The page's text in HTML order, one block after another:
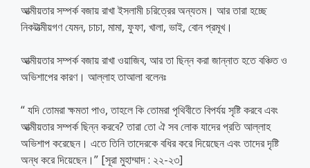
আত্মীয়তার সম্পর্ক বজায় রাখা ইসলামী চরিত্রের অন্যতম। আর তারা হচ্ছে
নিকটাত্মীয়গণ যেমন, চাচা, মামা, ফুফা, খালা, ভাই, বোন প্রমূখ।
আত্মীয়তার সম্পর্ক বজায় রাখা ওয়াজিব, আর তা ছিন্ন করা জান্নাত হতে বঞ্চিত ও
অভিশাপের কারণ। আল্লাহ তাআলা বলেনঃ
“ যদি তোমরা ক্ষমতা পাও, তাহলে কি তোমরা পৃথিবীতে বিপর্যয় সৃষ্টি করবে এবং
আত্মীয়তার সম্পর্ক ছিন্ন করবে? তারা তো ঐ সব লোক যাদের প্রতি আল্লাহ
অভিশাপ করেছেন। এতে তিনি তাদেরকে বধির করে দিয়েছেন এবং তাদের দৃষ্টি
অন্ধ করে দিয়েছেন।” [সূরা মুহাম্মাদ : ২২-২৩]